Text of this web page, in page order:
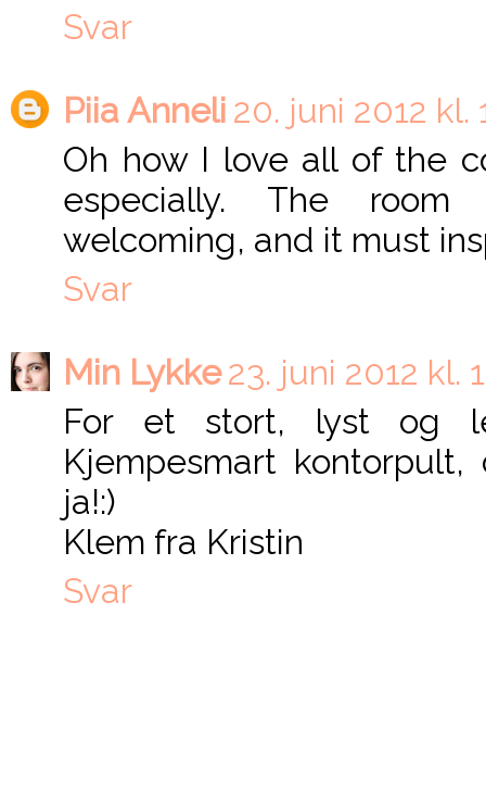
Svar
Piia Anneli 20. juni 2012 kl.
Oh how I love all of the
especially. The
welcoming, and it must
Svar
Min Lykke23. juni 2012 kl.
For et stort, lyst og
Kjempesmart
ja!:)
Klem fra Kristin
Svar